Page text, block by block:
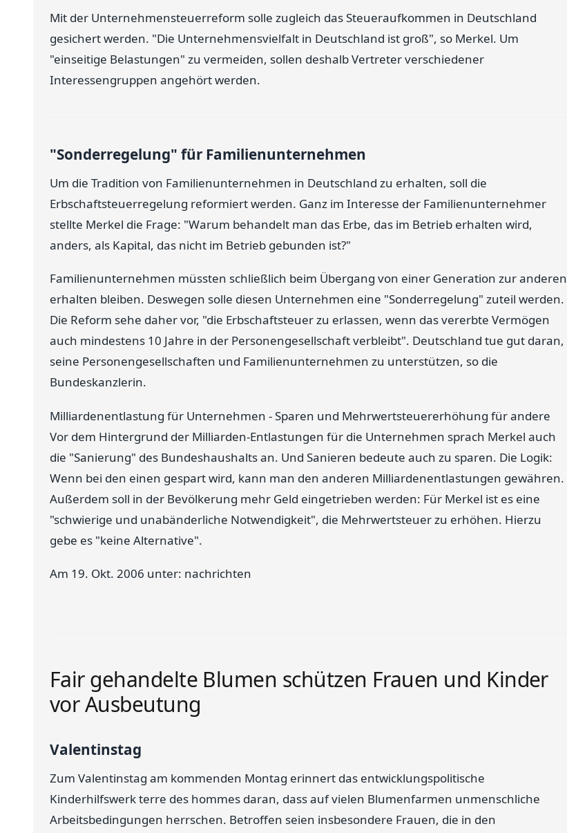
Mit der Unternehmensteuerreform solle zugleich das Steueraufkommen in Deutschland
gesichert werden. "Die Unternehmensvielfalt in Deutschland ist groß", so Merkel. Um
"einseitige Belastungen" zu vermeiden, sollen deshalb Vertreter verschiedener
Interessengruppen angehört werden.
"Sonderregelung" für Familienunternehmen
Um die Tradition von Familienunternehmen in Deutschland zu erhalten, soll die
Erbschaftsteuerregelung reformiert werden. Ganz im Interesse der Familienunternehmer
stellte Merkel die Frage: "Warum behandelt man das Erbe, das im Betrieb erhalten wird,
anders, als Kapital, das nicht im Betrieb gebunden ist?"
Familienunternehmen müssten schließlich beim Übergang von einer Generation zur anderen
erhalten bleiben. Deswegen solle diesen Unternehmen eine "Sonderregelung" zuteil werden.
Die Reform sehe daher vor, "die Erbschaftsteuer zu erlassen, wenn das vererbte Vermögen
auch mindestens 10 Jahre in der Personengesellschaft verbleibt". Deutschland tue gut daran,
seine Personengesellschaften und Familienunternehmen zu unterstützen, so die
Bundeskanzlerin.
Milliardenentlastung für Unternehmen - Sparen und Mehrwertsteuererhöhung für andere
Vor dem Hintergrund der Milliarden-Entlastungen für die Unternehmen sprach Merkel auch
die "Sanierung" des Bundeshaushalts an. Und Sanieren bedeute auch zu sparen. Die Logik:
Wenn bei den einen gespart wird, kann man den anderen Milliardenentlastungen gewähren.
Außerdem soll in der Bevölkerung mehr Geld eingetrieben werden: Für Merkel ist es eine
"schwierige und unabänderliche Notwendigkeit", die Mehrwertsteuer zu erhöhen. Hierzu
gebe es "keine Alternative".
Am 19. Okt. 2006 unter: nachrichten
Fair gehandelte Blumen schützen Frauen und Kinder
vor Ausbeutung
Valentinstag
Zum Valentinstag am kommenden Montag erinnert das entwicklungspolitische
Kinderhilfswerk terre des hommes daran, dass auf vielen Blumenfarmen unmenschliche
Arbeitsbedingungen herrschen. Betroffen seien insbesondere Frauen, die in den